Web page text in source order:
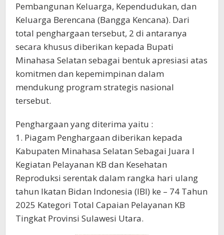
Pembangunan Keluarga, Kependudukan, dan
Keluarga Berencana (Bangga Kencana). Dari
total penghargaan tersebut, 2 di antaranya
secara khusus diberikan kepada Bupati
Minahasa Selatan sebagai bentuk apresiasi atas
komitmen dan kepemimpinan dalam
mendukung program strategis nasional
tersebut.
Penghargaan yang diterima yaitu :
1. Piagam Penghargaan diberikan kepada
Kabupaten Minahasa Selatan Sebagai Juara I
Kegiatan Pelayanan KB dan Kesehatan
Reproduksi serentak dalam rangka hari ulang
tahun Ikatan Bidan Indonesia (IBI) ke – 74 Tahun
2025 Kategori Total Capaian Pelayanan KB
Tingkat Provinsi Sulawesi Utara.